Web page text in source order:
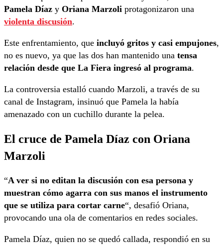
Pamela Díaz y Oriana Marzoli protagonizaron una
violenta discusión.
Este enfrentamiento, que incluyó gritos y casi empujones,
no es nuevo, ya que las dos han mantenido una tensa
relación desde que La Fiera ingresó al programa.
La controversia estalló cuando Marzoli, a través de su
canal de Instagram, insinuó que Pamela la había
amenazado con un cuchillo durante la pelea.
El cruce de Pamela Díaz con Oriana
Marzoli
“A ver si no editan la discusión con esa persona y
muestran cómo agarra con sus manos el instrumento
que se utiliza para cortar carne“, desafió Oriana,
provocando una ola de comentarios en redes sociales.
Pamela Díaz, quien no se quedó callada, respondió en su